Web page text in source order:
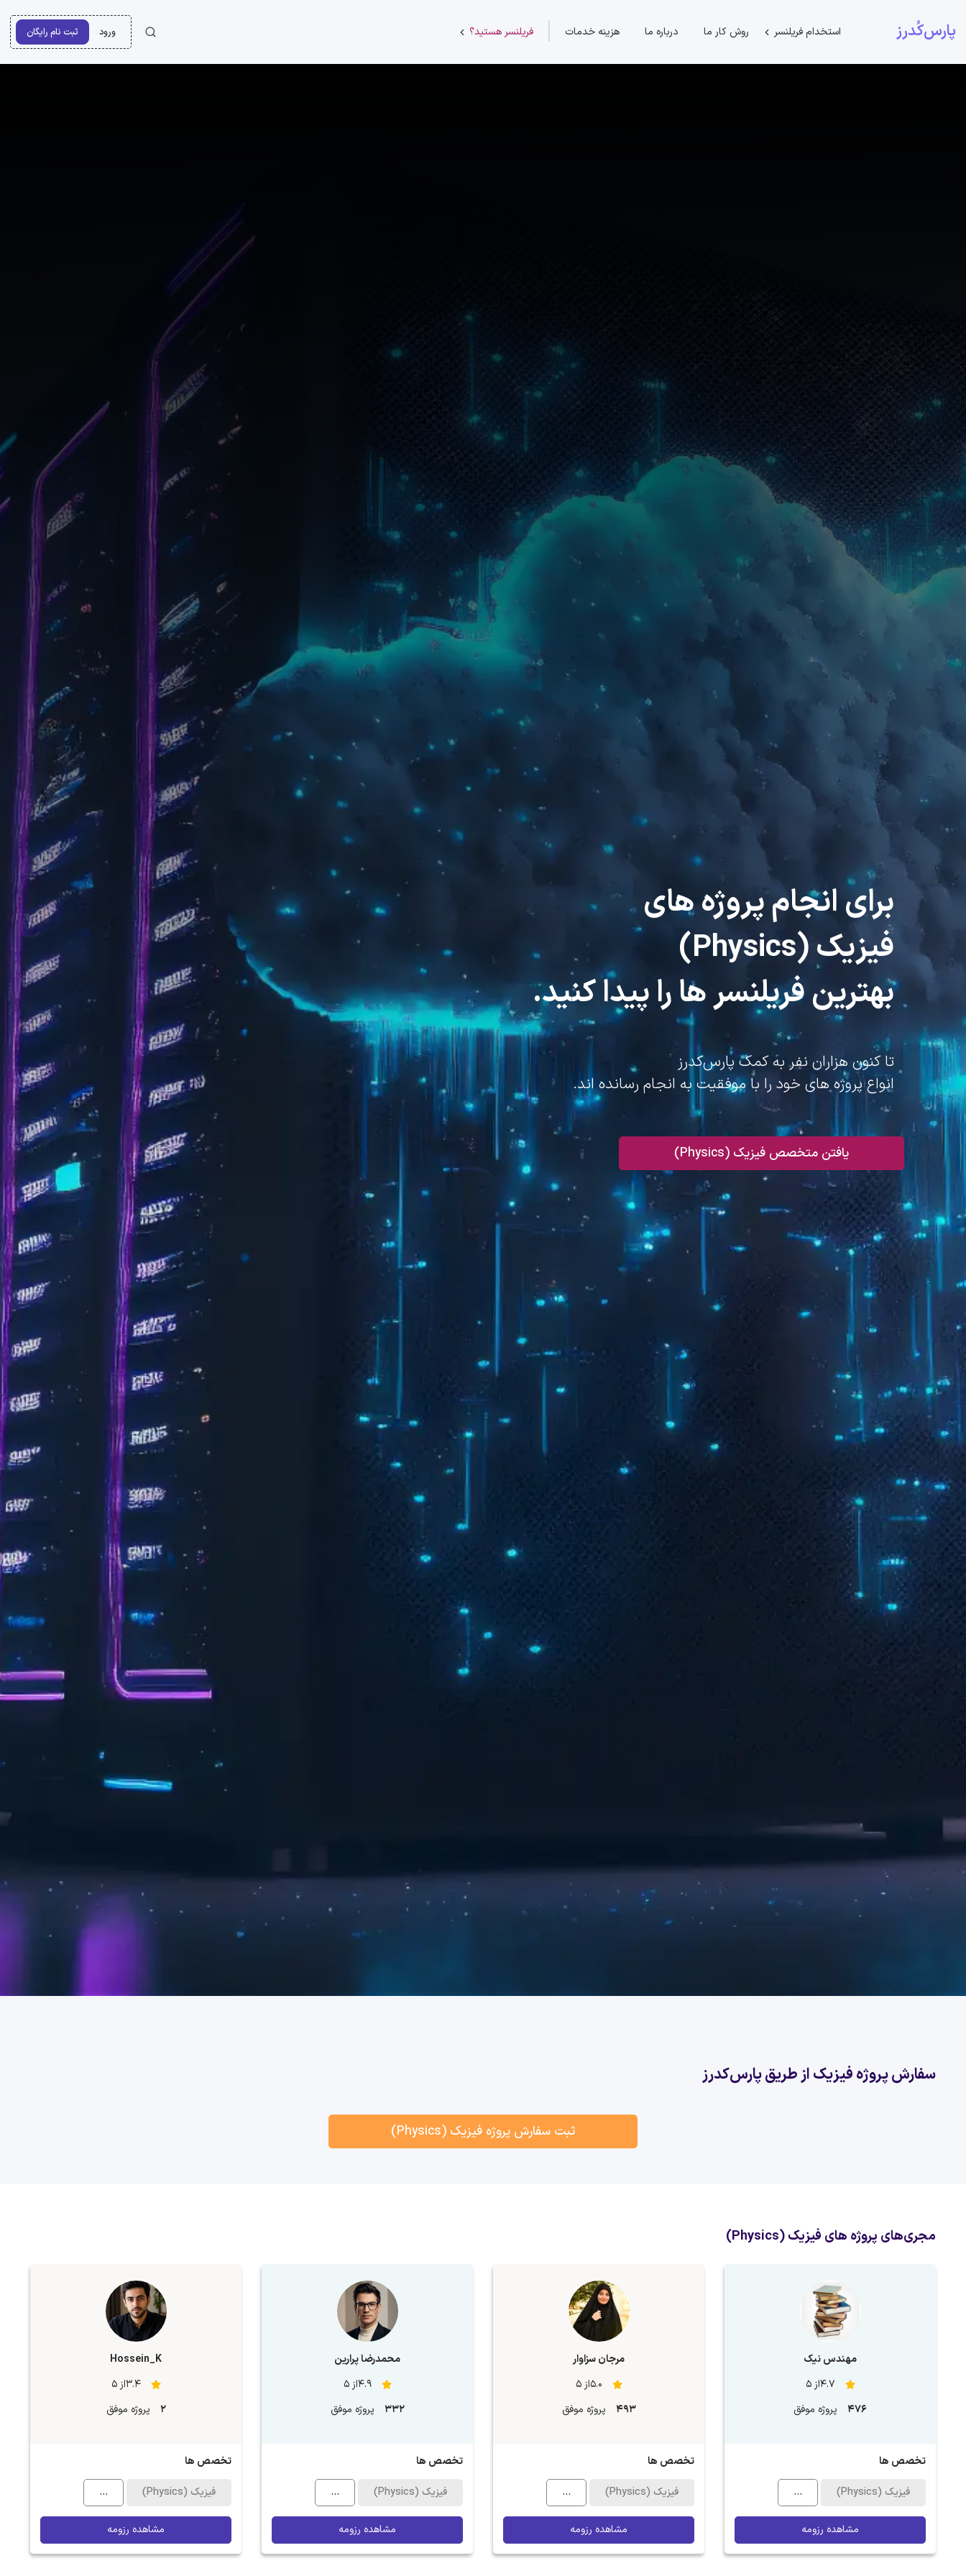
پارس‌کُدرز استخدام فریلنسر روش کار ما درباره ما هزینه خدمات فریلنسر هستید؟ ورود ثبت نام رایگان
برای انجام پروژه های
فیزیک (Physics)
بهترین فریلنسر ها را پیدا کنید.
تا کنون هزاران نفر به کمک پارس‌کدرز
انواع پروژه های خود را با موفقیت به انجام رسانده اند.
یافتن متخصص فیزیک (Physics)
سفارش پروژه فیزیک از طریق پارس‌کدرز
ثبت سفارش پروژه فیزیک (Physics)
مجری‌های پروژه های فیزیک (Physics)
مهندس نیک
4.7از 5
476
پروژه موفق
تخصص ها
فیزیک (Physics) ...
مشاهده رزومه
مرجان سزاوار
5.0از 5
493
پروژه موفق
تخصص ها
فیزیک (Physics) ...
مشاهده رزومه
محمدرضا پرارین
4.9از 5
332
پروژه موفق
تخصص ها
فیزیک (Physics) ...
مشاهده رزومه
Hossein_K
3.4از 5
2
پروژه موفق
تخصص ها
فیزیک (Physics) ...
مشاهده رزومه